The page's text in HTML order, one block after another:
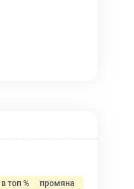
в топ %
промяна